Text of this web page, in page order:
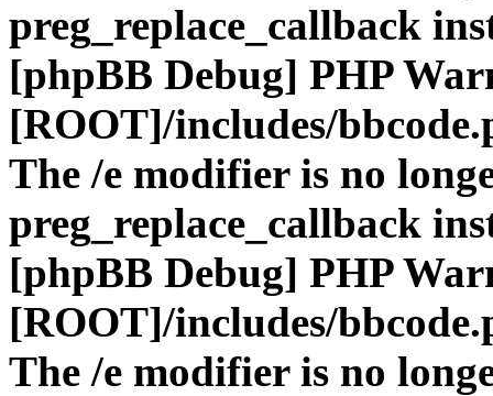
preg_replace_callback
[phpBB Debug] PHP
[ROOT]/includes/
The /e modifier is no
preg_replace_callback
[phpBB Debug] PHP
[ROOT]/includes/
The /e modifier is no